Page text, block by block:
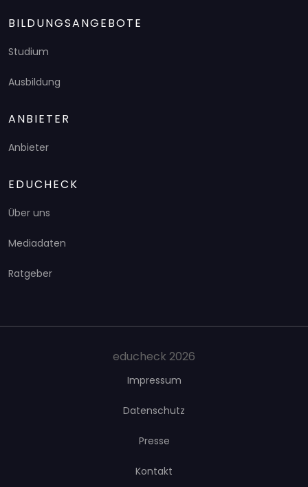
BILDUNGSANGEBOTE
Studium
Ausbildung
ANBIETER
Anbieter
EDUCHECK
Über uns
Mediadaten
Ratgeber
educheck 2026
Impressum
Datenschutz
Presse
Kontakt